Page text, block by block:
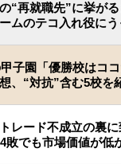
“再就職先”に挙が
ムのテコ入れ役に
子園「優勝校はコ
、“対抗”含む5校を
レード不成立の裏
敗でも市場価値が低